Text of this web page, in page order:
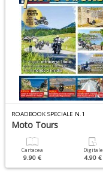
ROADBOOK SPECIALE N.1
Moto Tours
Cartacea
9.90 €
Digitale
4.90 €